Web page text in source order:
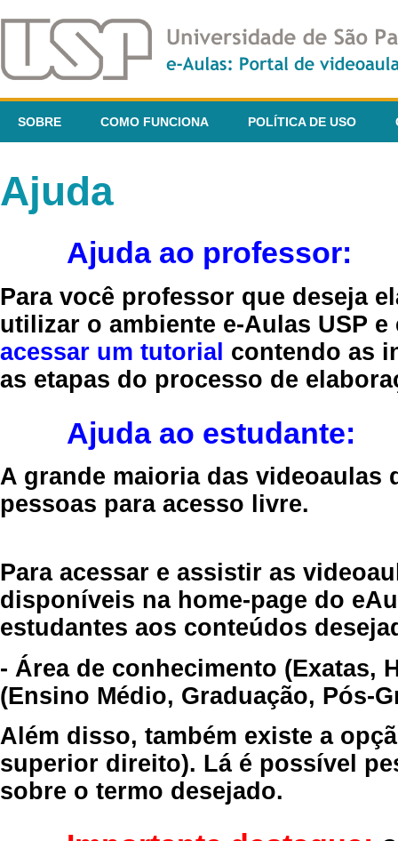
SOBRE COMO FUNCIONA POLÍTICA DE USO
Ajuda
Ajuda ao professor:
Para você professor que deseja
utilizar o ambiente e-Aulas USP
acessar um tutorial contendo as
as etapas do processo de
Ajuda ao estudante:
A grande maioria das videoaulas
pessoas para acesso livre.
Para acessar e assistir as
disponíveis na home-page do
estudantes aos conteúdos
- Área de conhecimento (Exatas,
(Ensino Médio, Graduação, Pós-
Além disso, também existe a
superior direito). Lá é possível
sobre o termo desejado.